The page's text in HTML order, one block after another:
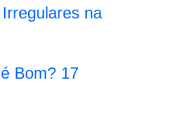
na
Bom? 17